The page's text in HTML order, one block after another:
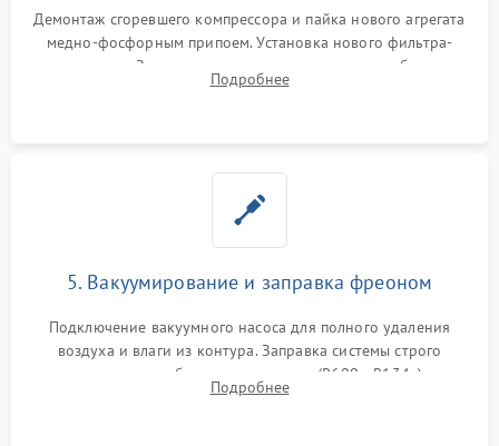
Демонтаж сгоревшего компрессора и пайка нового агрегата
медно-фосфорным припоем. Установка нового фильтра-
осушителя. Замена изношенных вентиляторов обдува,
сломанных заслонок или поврежденных дверных петель.
Подробнее
5. Вакуумирование и заправка фреоном
Подключение вакуумного насоса для полного удаления
воздуха и влаги из контура. Заправка системы строго
дозированным объемом хладагента (R600a, R134a) по
электронным весам. Контроль рабочего давления в системе.
Подробнее